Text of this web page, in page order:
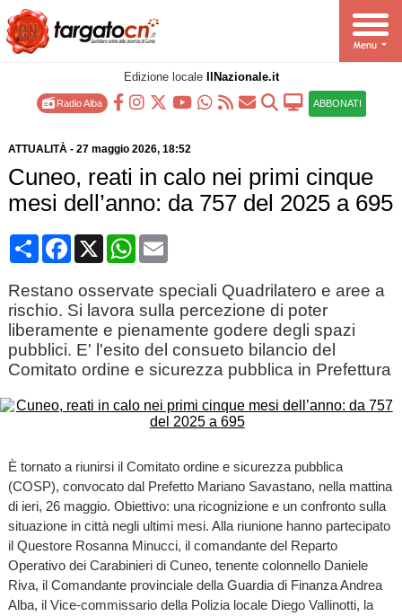
Edizione locale IlNazionale.it
Radio Alba ABBONATI
ATTUALITÀ- 27 maggio 2026, 18:52
Cuneo, reati in calo nei primi cinque
mesi dell’anno: da 757 del 2025 a 695
CondividiFacebook
X WhatsApp
Email
Restano osservate speciali Quadrilatero e aree a
rischio. Si lavora sulla percezione di poter
liberamente e pienamente godere degli spazi
pubblici. E' l'esito del consueto bilancio del
Comitato ordine e sicurezza pubblica in Prefettura
È tornato a riunirsi il Comitato ordine e sicurezza pubblica
(COSP), convocato dal Prefetto Mariano Savastano, nella mattina
di ieri, 26 maggio. Obiettivo: una ricognizione e un confronto sulla
situazione in città negli ultimi mesi. Alla riunione hanno partecipato
il Questore Rosanna Minucci, il comandante del Reparto
Operativo dei Carabinieri di Cuneo, tenente colonnello Daniele
Riva, il Comandante provinciale della Guardia di Finanza Andrea
Alba, il Vice-commissario della Polizia locale Diego Vallinotti, la